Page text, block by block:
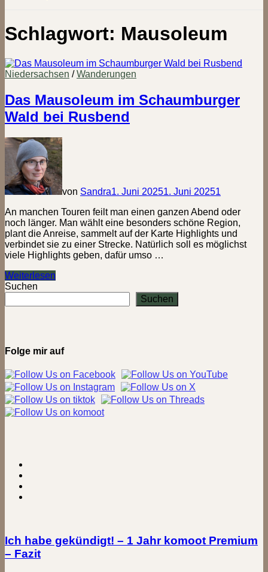
Schlagwort: Mausoleum
Niedersachsen /Wanderungen
Das Mausoleum im Schaumburger
Wald bei Rusbend
von Sandra1. Juni 20251. Juni 20251
An manchen Touren feilt man einen ganzen Abend oder
noch länger. Man wählt eine besonders schöne Region,
plant die Anreise, sammelt auf der Karte Highlights und
verbindet sie zu einer Strecke. Natürlich soll es möglichst
viele Highlights geben, dafür umso …
Das
Mausoleum
Schaumburger
Weiterlesen
Suchen
Suchen
Folge mir auf
Ich habe gekündigt! – 1 Jahr komoot Premium
– Fazit